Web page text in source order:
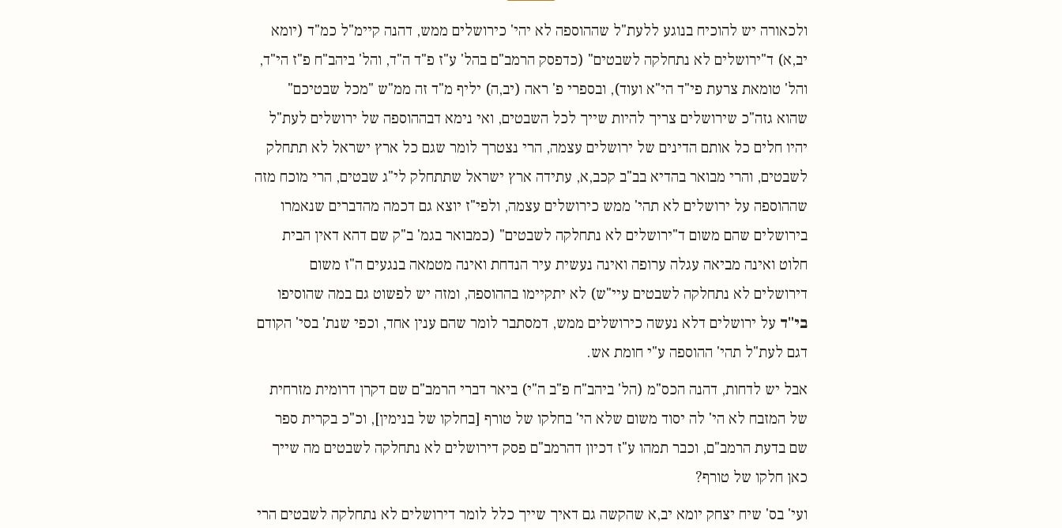
ולכאורה יש להוכיח בנוגע ללעת"ל שההוספה לא יהי' כירושלים ממש, דהנה קיימ"ל כמ"ד (יומא
יב,א) ד"ירושלים לא נתחלקה לשבטים" (כדפסק הרמב"ם בהל' ע"ז פ"ד ה"ד, והל' ביהב"ח פ"ז הי"ד,
והל' טומאת צרעת פי"ד הי"א ועוד), ובספרי פ' ראה (יב,ה) יליף מ"ד זה ממ"ש "מכל שבטיכם"
שהוא גזה"כ שירושלים צריך להיות שייך לכל השבטים, ואי נימא דבההוספה של ירושלים לעת"ל
יהיו חלים כל אותם הדינים של ירושלים עצמה, הרי נצטרך לומר שגם כל ארץ ישראל לא תתחלק
לשבטים, והרי מבואר בהדיא בב"ב קכב,א, עתידה ארץ ישראל שתתחלק לי"ג שבטים, הרי מוכח מזה
שההוספה על ירושלים לא תהי' ממש כירושלים עצמה, ולפי"ז יוצא גם דכמה מהדברים שנאמרו
בירושלים שהם משום ד"ירושלים לא נתחלקה לשבטים" (כמבואר בגמ' ב"ק שם דהא דאין הבית
חלוט ואינה מביאה עגלה ערופה ואינה נעשית עיר הנדחת ואינה מטמאה בנגעים ה"ז משום
דירושלים לא נתחלקה לשבטים עיי"ש) לא יתקיימו בההוספה, ומזה יש לפשוט גם במה שהוסיפו
בי"ד על ירושלים דלא נעשה כירושלים ממש, דמסתבר לומר שהם ענין אחד, וכפי שנת' בסי' הקודם
דגם לעת"ל תהי' ההוספה ע"י חומת אש.
אבל יש לדחות, דהנה הכס"מ (הל' ביהב"ח פ"ב ה"י) ביאר דברי הרמב"ם שם דקרן דרומית מזרחית
של המזבח לא הי' לה יסוד משום שלא הי' בחלקו של טורף [בחלקו של בנימין], וכ"כ בקרית ספר
שם בדעת הרמב"ם, וכבר תמהו ע"ז דכיון דהרמב"ם פסק דירושלים לא נתחלקה לשבטים מה שייך
כאן חלקו של טורף?
ועי' בס' שיח יצחק יומא יב,א שהקשה גם דאיך שייך כלל לומר דירושלים לא נתחלקה לשבטים הרי